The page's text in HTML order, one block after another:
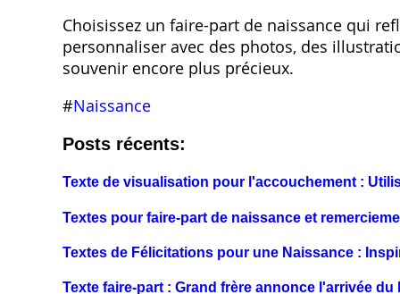
Choisissez un faire-part de naissance qui
personnaliser avec des photos‚ des
souvenir encore plus précieux.
#Naissance
Posts récents:
Texte de visualisation pour l'accouchement :
Textes pour faire-part de naissance et
Textes de Félicitations pour une Naissance :
Texte faire-part : Grand frère annonce l'arrivée du